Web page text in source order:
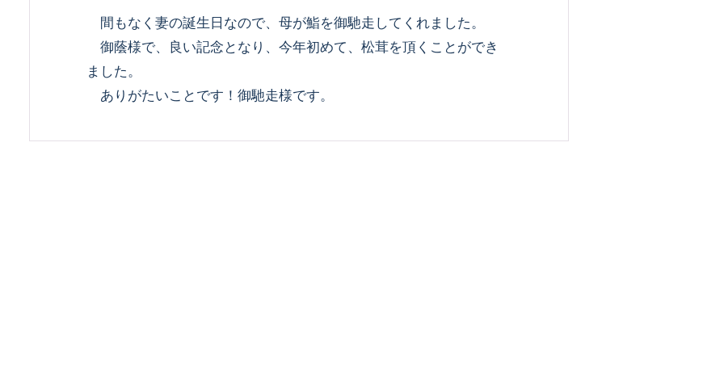
間もなく妻の誕生日なので、母が鮨を御馳走してくれました。
御蔭様で、良い記念となり、今年初めて、松茸を頂くことができ
ました。
ありがたいことです！御馳走様です。